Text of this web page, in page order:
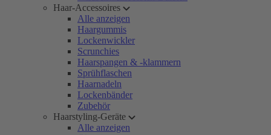
Haar-Accessoires
Alle anzeigen
Haargummis
Lockenwickler
Scrunchies
Haarspangen & -klammern
Sprühflaschen
Haarnadeln
Lockenbänder
Zubehör
Haarstyling-Geräte
Alle anzeigen